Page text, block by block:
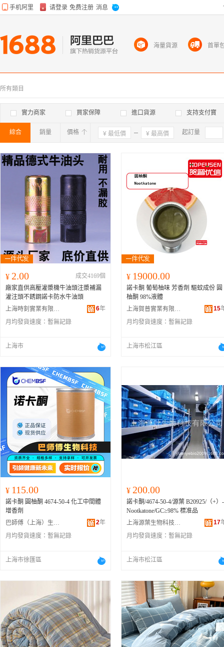
所有類目
實力商家 買家保障 進口貨源 支持支付寶
綜合 銷量 價格 確定 起訂量
¥ 2.00
成交4169個
廠家直供高壓灌漿機牛油頭注漿補漏
灌注頭不銹鋼諾卡防水牛油頭
上海時釗實業有限公司
6年
月均發貨速度： 暫無記錄
上海市
¥ 19000.00
諾卡酮 葡萄柚味 芳香劑 驅蚊成份 圓
柚酮 98%液體
上海賀普實業有限公司
15
月均發貨速度： 暫無記錄
上海市松江區
¥ 115.00
諾卡酮 圓柚酮 4674-50-4 化工中間體
增香劑
巴師傅（上海）生物醫葯科技有限公司
2年
月均發貨速度： 暫無記錄
上海市徐匯區
¥ 200.00
諾卡酮/4674-50-4/源葉 B20925/（+）-
Nootkatone/GC≥98% 標准品
上海源葉生物科技有限公司
17
月均發貨速度： 暫無記錄
上海市松江區
海量貨源 首單